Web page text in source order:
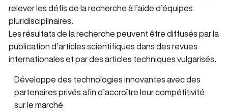
relever les défis de la recherche à l’aide d’équipes
pluridisciplinaires.
Les résultats de la recherche peuvent être diffusés par la
publication d’articles scientifiques dans des revues
internationales et par des articles techniques vulgarisés.
Développe des technologies innovantes avec des
partenaires privés afin d’accroître leur compétitivité
sur le marché